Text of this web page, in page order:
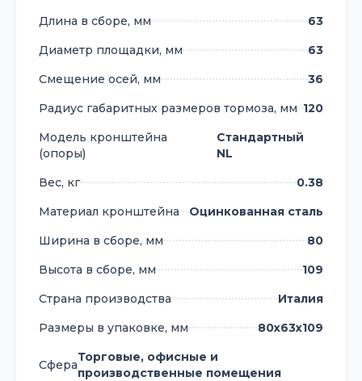
Длина в сборе, мм
63
Диаметр площадки, мм
63
Смещение осей, мм
36
Радиус габаритных размеров тормоза, мм 120
Модель кронштейна
(опоры)
Стандартный
NL
Вес, кг
0.38
Материал кронштейна
Оцинкованная сталь
Ширина в сборе, мм
80
Высота в сборе, мм
109
Страна производства
Италия
Размеры в упаковке, мм
80х63х109
Сфера
Торговые, офисные и
производственные помещения